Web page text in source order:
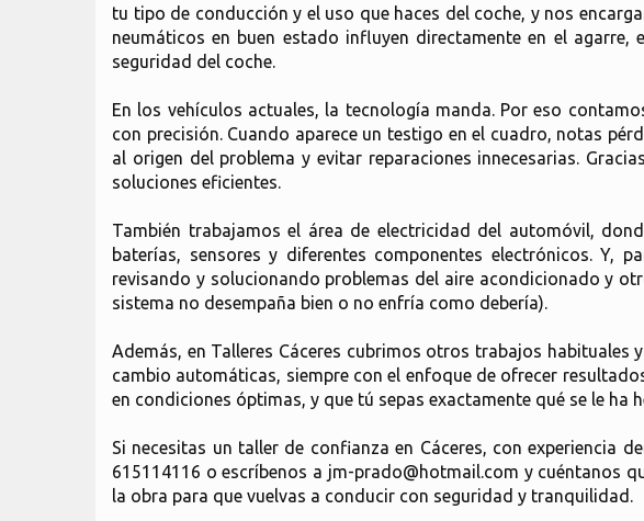
tu tipo de conducción y el uso que haces del coche, y nos
neumáticos en buen estado influyen directamente en el
seguridad del coche.
En los vehículos actuales, la tecnología manda. Por eso
con precisión. Cuando aparece un testigo en el cuadro, notas
al origen del problema y evitar reparaciones innecesarias.
soluciones eficientes.
También trabajamos el área de electricidad del automóvil,
baterías, sensores y diferentes componentes electrónicos. Y,
revisando y solucionando problemas del aire acondicionado y
sistema no desempaña bien o no enfría como debería).
Además, en Talleres Cáceres cubrimos otros trabajos
cambio automáticas, siempre con el enfoque de ofrecer
en condiciones óptimas, y que tú sepas exactamente qué se le ha
Si necesitas un taller de confianza en Cáceres, con
615114116 o escríbenos a jm-prado@hotmail.com y cuéntanos
la obra para que vuelvas a conducir con seguridad y tranquilidad.